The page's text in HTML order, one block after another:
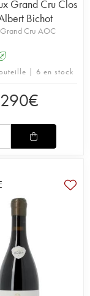
Grand Cru Clos
Bichot
Cru AOC
| 6 en stock
290€